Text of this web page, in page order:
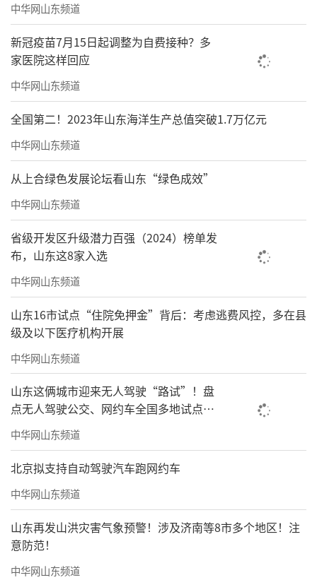
中华网山东频道
新冠疫苗7月15日起调整为自费接种？多
家医院这样回应
中华网山东频道
全国第二！2023年山东海洋生产总值突破1.7万亿元
中华网山东频道
从上合绿色发展论坛看山东“绿色成效”
中华网山东频道
省级开发区升级潜力百强（2024）榜单发
布，山东这8家入选
中华网山东频道
山东16市试点“住院免押金”背后：考虑逃费风控，多在县
级及以下医疗机构开展
中华网山东频道
山东这俩城市迎来无人驾驶“路试”！盘
点无人驾驶公交、网约车全国多地试点之
路
中华网山东频道
北京拟支持自动驾驶汽车跑网约车
中华网山东频道
山东再发山洪灾害气象预警！涉及济南等8市多个地区！注
意防范！
中华网山东频道